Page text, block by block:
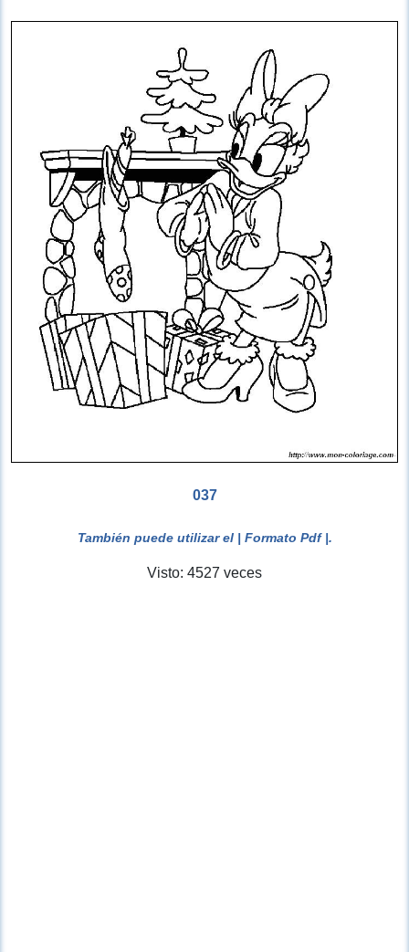
037
También puede utilizar el | Formato Pdf |.
Visto: 4527 veces